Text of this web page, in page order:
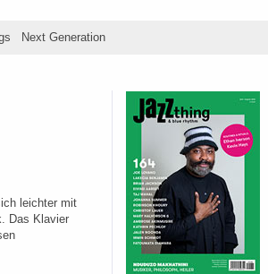
Next Generation
leichter mit
Das Klavier